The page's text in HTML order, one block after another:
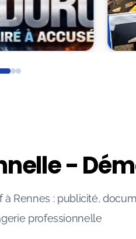
-
Rennes : publicité,
professionnelle